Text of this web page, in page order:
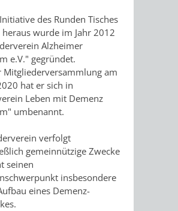
AUFGABEN
DER
UNTEREN
DENKMALSCHUTZBEHÖRDE
STEUERVORTEILE
SATZUNGEN
IM
BEREICH
GENEHMIGUNGSVERFAHREN
TAG
DES
STÄDTISCHER
BAUPLÄTZE
VERKAUF
STÄDTISCHER
/
LIEGENSCHAFTEN
BÜRGERMEISTER
/
DEZERNATE
BAURECHT
UND
des Runden Tisches
heraus wurde im Jahr 2012
Alzheimer
e.V." gegründet.
Mitgliederversammlung am
hat er sich in
Leben mit Demenz
umbenannt.
verfolgt
gemeinnützige Zwecke
seinen
insbesondere
eines Demenz-